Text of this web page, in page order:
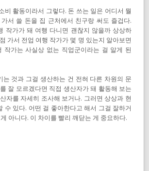
비 활동이라서 그렇다. 돈 쓰는 일은 어디서 뭘
서 쓸 돈을 집 근처에서 친구랑 써도 즐겁다.
작가가 돼 여행 다니면 괜찮지 않을까 상상하
가서 전업 여행 작가가 몇 명 있는지 알아보면
작가는 사실상 없는 직업군이라는 걸 알게 된
는 것과 그걸 생산하는 건 전혀 다른 차원의 문
잘 모르겠다면 직접 생산자가 돼 활동해 보는
자를 자세히 조사해 보거나. 그러면 상상과 현
수 있다. 어떤 걸 좋아한다고 해서 그걸 잘하거
아니다. 이 차이를 빨리 깨닫는 게 중요하다.